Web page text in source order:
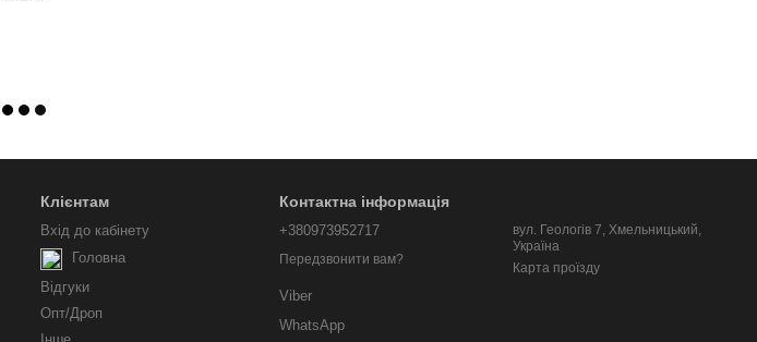
Клієнтам
Вхід до кабінету
Головна
Відгуки
Опт/Дроп
Контактна інформація
+380973952717
Передзвонити вам?
Viber
WhatsApp
вул. Геологів 7, Хмельницький,
Україна
Карта проїзду